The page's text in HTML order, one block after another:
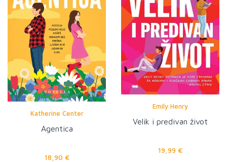
Katherine Center
Agentica
18,90 €
Emily Henry
Velik i predivan život
19,99 €